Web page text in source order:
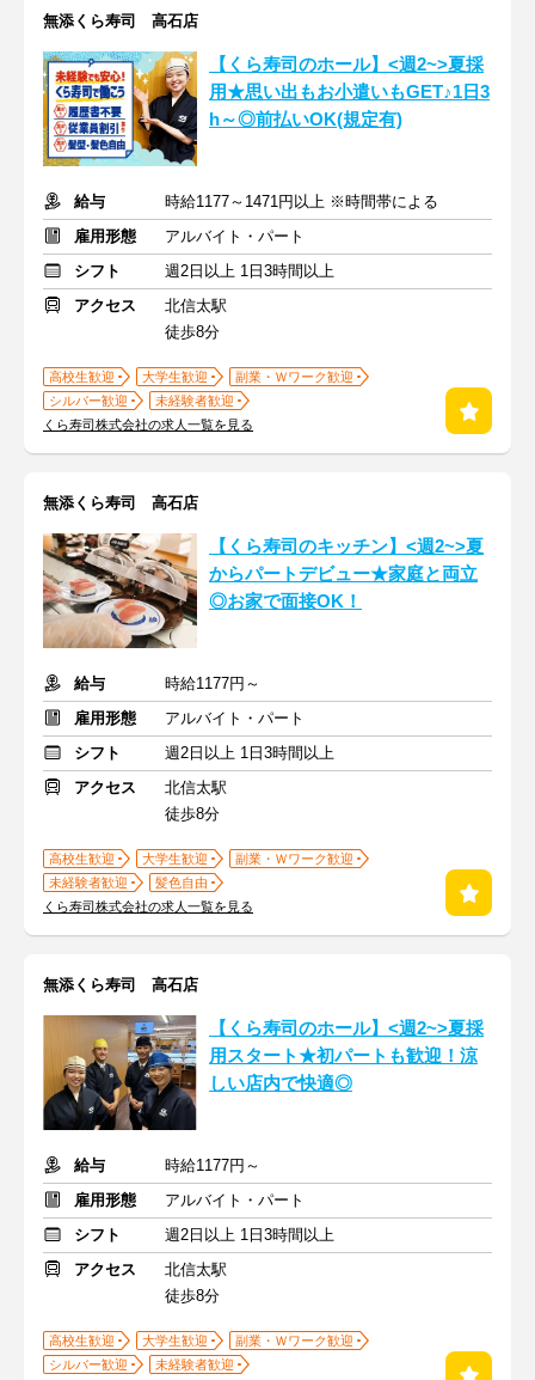
無添くら寿司 高石店
【くら寿司のホール】<週2~>夏採
用★思い出もお小遣いもGET♪1日3
h～◎前払いOK(規定有)
給与
時給1177～1471円以上 ※時間帯による
雇用形態
アルバイト・パート
シフト
週2日以上 1日3時間以上
アクセス
北信太駅
徒歩8分
高校生歓迎 大学生歓迎
副業・Ｗワーク歓迎
シルバー歓迎
未経験者歓迎
くら寿司株式会社の求人一覧を見る
無添くら寿司 高石店
【くら寿司のキッチン】<週2~>夏
からパートデビュー★家庭と両立
◎お家で面接OK！
給与
時給1177円～
雇用形態
アルバイト・パート
シフト
週2日以上 1日3時間以上
アクセス
北信太駅
徒歩8分
高校生歓迎 大学生歓迎
副業・Ｗワーク歓迎
未経験者歓迎
髪色自由
くら寿司株式会社の求人一覧を見る
無添くら寿司 高石店
【くら寿司のホール】<週2~>夏採
用スタート★初パートも歓迎！涼
しい店内で快適◎
給与
時給1177円～
雇用形態
アルバイト・パート
シフト
週2日以上 1日3時間以上
アクセス
北信太駅
徒歩8分
高校生歓迎 大学生歓迎
副業・Ｗワーク歓迎
シルバー歓迎
未経験者歓迎